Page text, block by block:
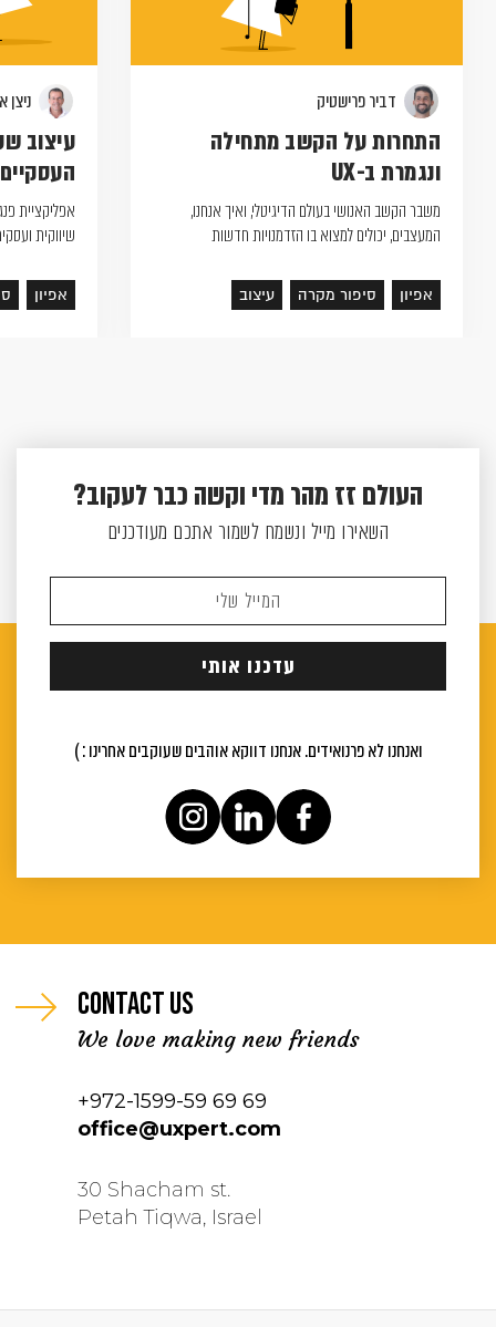
ניצן
עיצוב
העסקיים
אפליקציית
שיווקית
אפיון
דביר פרישטיק
התחרות על הקשב מתחילה
ונגמרת ב-UX
משבר הקשב האנושי בעולם הדיגיטלי, ואיך אנחנו,
המעצבים, יכולים למצוא בו הזדמנויות חדשות
אפיון סיפור מקרה עיצוב
העולם זז מהר מדי וקשה כבר לעקוב?
השאירו מייל ונשמח לשמור אתכם מעודכנים
ואנחנו לא פרנואידים. אנחנו דווקא אוהבים שעוקבים אחרינו : )
Contact us
We love making new friends
+972-1599-59 69 69
office@uxpert.com
30 Shacham st.
Petah Tiqwa, Israel